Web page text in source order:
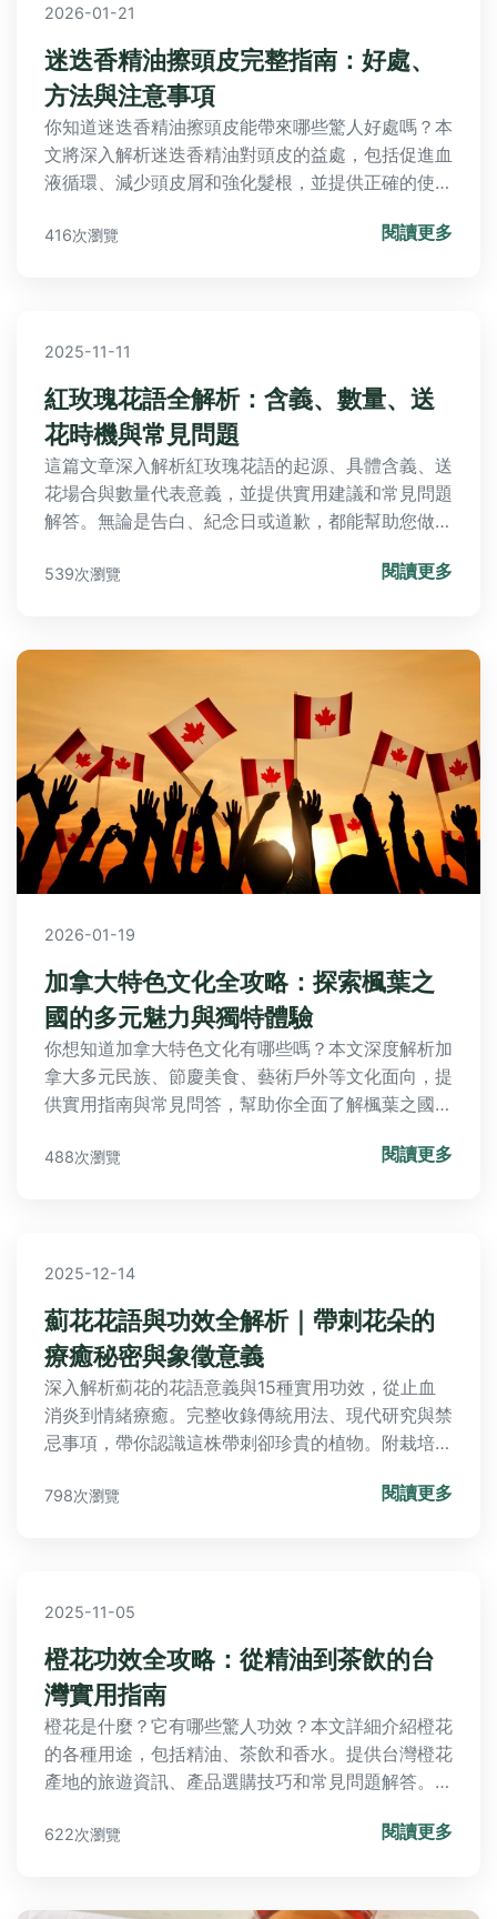
2026-01-21
迷迭香精油擦頭皮完整指南：好處、
方法與注意事項
你知道迷迭香精油擦頭皮能帶來哪些驚人好處嗎？本
文將深入解析迷迭香精油對頭皮的益處，包括促進血
液循環、減少頭皮屑和強化髮根，並提供正確的使用
的實用技巧，幫助你安全有效地享受天然護髮樂趣。
416次瀏覽 閱讀更多
2025-11-11
紅玫瑰花語全解析：含義、數量、送
花時機與常見問題
這篇文章深入解析紅玫瑰花語的起源、具體含義、送
花場合與數量代表意義，並提供實用建議和常見問題
解答。無論是告白、紀念日或道歉，都能幫助您做出
和個人經驗分享，讓您徹底了解紅玫瑰的浪漫語言。
539次瀏覽 閱讀更多
2026-01-19
加拿大特色文化全攻略：探索楓葉之
國的多元魅力與獨特體驗
你想知道加拿大特色文化有哪些嗎？本文深度解析加
拿大多元民族、節慶美食、藝術戶外等文化面向，提
供實用指南與常見問答，幫助你全面了解楓葉之國的
488次瀏覽 閱讀更多
2025-12-14
薊花花語與功效全解析｜帶刺花朵的
療癒秘密與象徵意義
深入解析薊花的花語意義與15種實用功效，從止血
消炎到情緒療癒。完整收錄傳統用法、現代研究與禁
忌事項，帶你認識這株帶刺卻珍貴的植物。附栽培技
798次瀏覽 閱讀更多
2025-11-05
橙花功效全攻略：從精油到茶飲的台
灣實用指南
橙花是什麼？它有哪些驚人功效？本文詳細介紹橙花
的各種用途，包括精油、茶飲和香水。提供台灣橙花
產地的旅遊資訊、產品選購技巧和常見問題解答。包
並做出最佳選擇。無論您是健康愛好者、旅遊達人還
622次瀏覽 閱讀更多